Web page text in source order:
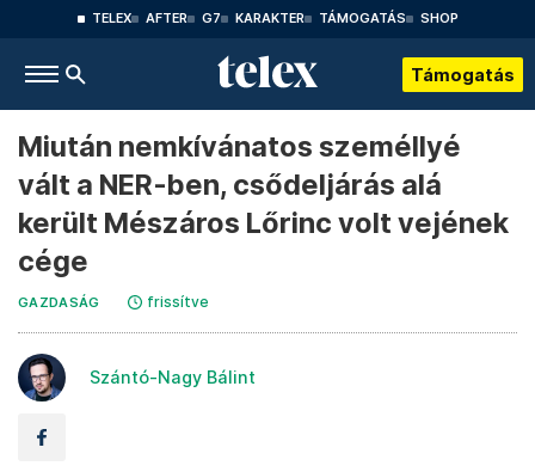
TELEX AFTER G7 KARAKTER TÁMOGATÁS SHOP
Támogatás
Miután nemkívánatos személlyé
vált a NER-ben, csődeljárás alá
került Mészáros Lőrinc volt vejének
cége
GAZDASÁG frissítve
Szántó-Nagy Bálint